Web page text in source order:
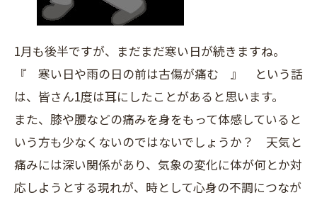
1月も後半ですが、まだまだ寒い日が続きますね。
『 寒い日や雨の日の前は古傷が痛む 』 という話
は、皆さん1度は耳にしたことがあると思います。
また、膝や腰などの痛みを身をもって体感していると
いう方も少なくないのではないでしょうか？ 天気と
痛みには深い関係があり、気象の変化に体が何とか対
応しようとする現れが、時として心身の不調につなが